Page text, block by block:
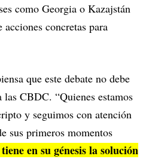
como Georgia o Kazajstán
acciones concretas para
que este debate no debe
CBDC. “Quienes estamos
y seguimos con atención
sus primeros momentos
en su génesis la solución